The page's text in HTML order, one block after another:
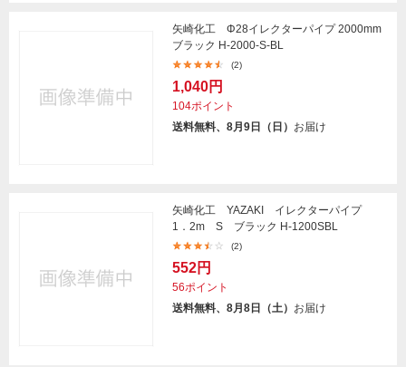
矢崎化工 Φ28イレクターパイプ 2000mm
ブラック H-2000-S-BL
(2)
1,040円
104ポイント
送料無料、8月9日（日） お届け
矢崎化工 YAZAKI イレクターパイプ
1．2m S ブラック H-1200SBL
(2)
552円
56ポイント
送料無料、8月8日（土） お届け